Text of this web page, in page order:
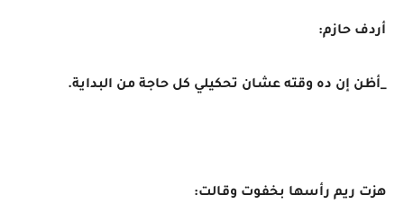
أردف حازم:
_أظن إن ده وقته عشان تحكيلي كل حاجة من البداية.
هزت ريم رأسها بخفوت وقالت: